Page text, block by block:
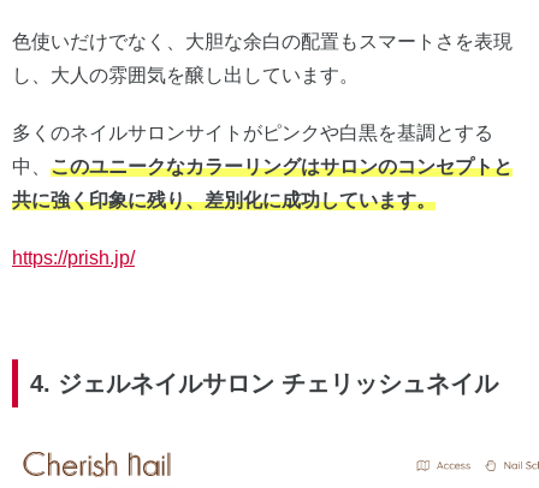
色使いだけでなく、大胆な余白の配置もスマートさを表現
し、大人の雰囲気を醸し出しています。
多くのネイルサロンサイトがピンクや白黒を基調とする
中、 このユニークなカラーリングはサロンのコンセプトと
共に強く印象に残り、差別化に成功しています。
https://prish.jp/
4. ジェルネイルサロン チェリッシュネイル